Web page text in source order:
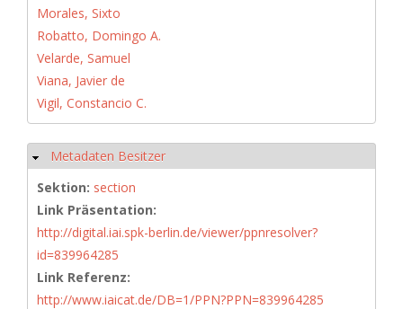
Morales, Sixto
Robatto, Domingo A.
Velarde, Samuel
Viana, Javier de
Vigil, Constancio C.
Ausblenden
Metadaten Besitzer
Sektion: section
Link Präsentation:
http://digital.iai.spk-berlin.de/viewer/ppnresolver?
id=839964285
Link Referenz:
http://www.iaicat.de/DB=1/PPN?PPN=839964285